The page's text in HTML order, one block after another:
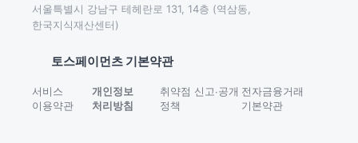
서울특별시 강남구 테헤란로 131, 14층 (역삼동,
한국지식재산센터)
토스페이먼츠 기본약관
서비스
이용약관
개인정보
처리방침
취약점 신고∙공개
정책
전자금융거래
기본약관